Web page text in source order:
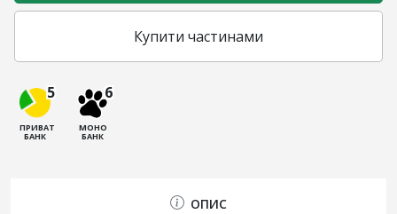
Купити частинами
5
ПРИВАТ
БАНК
6
МОНО
БАНК
ОПИС